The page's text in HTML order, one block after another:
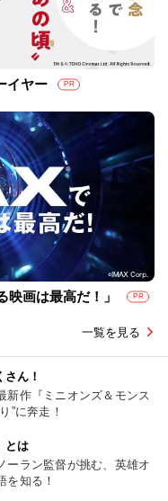
イヤー PR
映画は最高だ！」 PR
一覧を見る
ん！
新作『ミニオンズ＆モンス
”に奔走！
とは
ーラン監督が挑む、英雄オ
を知る！